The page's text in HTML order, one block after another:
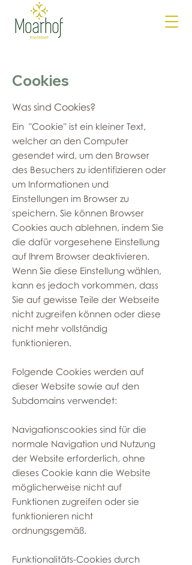
Cookies
Was sind Cookies?
Ein "Cookie" ist ein kleiner Text,
welcher an den Computer
gesendet wird, um den Browser
des Besuchers zu identifizieren oder
um Informationen und
Einstellungen im Browser zu
speichern. Sie können Browser
Cookies auch ablehnen, indem Sie
die dafür vorgesehene Einstellung
auf Ihrem Browser deaktivieren.
Wenn Sie diese Einstellung wählen,
kann es jedoch vorkommen, dass
Sie auf gewisse Teile der Webseite
nicht zugreifen können oder diese
nicht mehr vollständig
funktionieren.
Folgende Cookies werden auf
dieser Website sowie auf den
Subdomains verwendet:
Navigationscookies sind für die
normale Navigation und Nutzung
der Website erforderlich, ohne
dieses Cookie kann die Website
möglicherweise nicht auf
Funktionen zugreifen oder sie
funktionieren nicht
ordnungsgemäß.
Funktionalitäts-Cookies durch